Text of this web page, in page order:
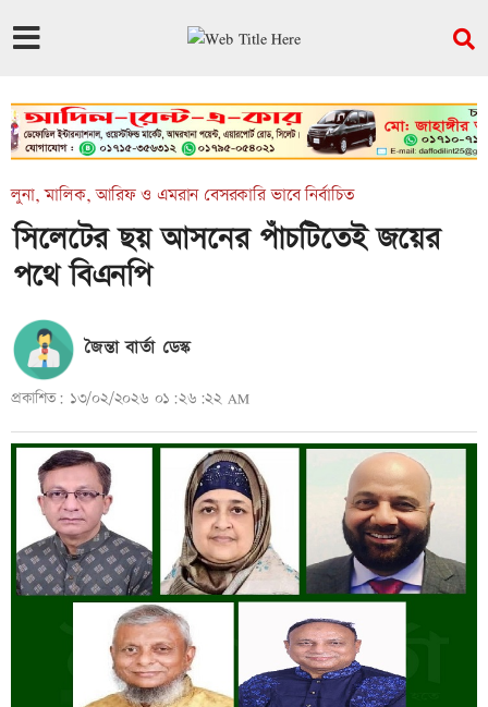
লুনা, মালিক, আরিফ ও এমরান বেসরকারি ভাবে নির্বাচিত
সিলেটের ছয় আসনের পাঁচটিতেই জয়ের
পথে বিএনপি
জৈন্তা বার্তা ডেস্ক
প্রকাশিত: ১৩/০২/২০২৬ ০১:২৬:২২ AM